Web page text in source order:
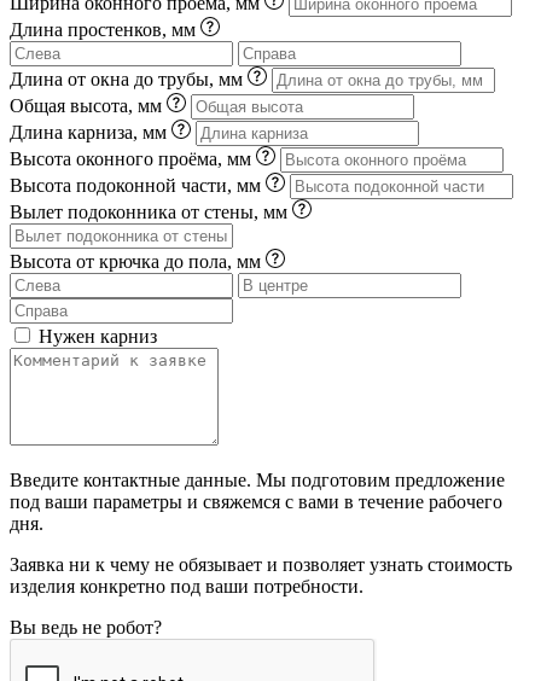
Длина простенков, мм
Длина от окна до трубы, мм
Общая высота, мм
Длина карниза, мм
Высота оконного проёма, мм
Высота подоконной части, мм
Вылет подоконника от стены, мм
Высота от крючка до пола, мм
Нужен карниз
Введите контактные данные. Мы подготовим предложение
под ваши параметры и свяжемся с вами в течение рабочего
дня.
Заявка ни к чему не обязывает и позволяет узнать стоимость
изделия конкретно под ваши потребности.
Вы ведь не робот?